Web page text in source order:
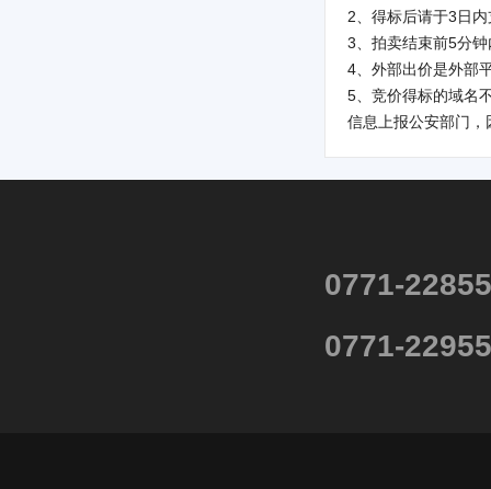
2、得标后请于3日
3、拍卖结束前5分
4、外部出价是外部
5、竞价得标的域名
信息上报公安部门
0771-
0771-